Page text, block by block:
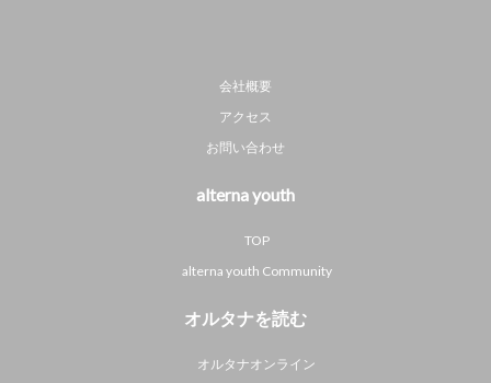
会社概要
アクセス
お問い合わせ
alterna youth
TOP
alterna youth Community
オルタナを読む
オルタナオンライン